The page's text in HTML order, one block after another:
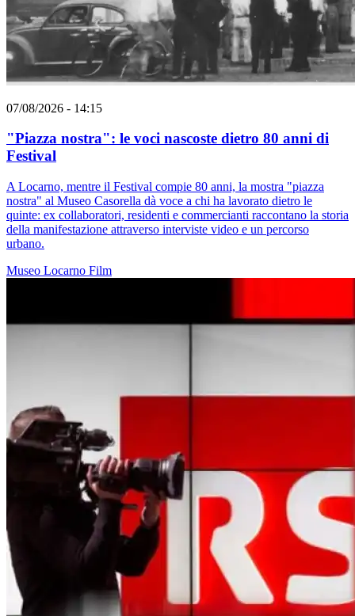
07/08/2026 - 14:15
"Piazza nostra": le voci nascoste dietro 80 anni di
Festival
A Locarno, mentre il Festival compie 80 anni, la mostra "piazza
nostra" al Museo Casorella dà voce a chi ha lavorato dietro le
quinte: ex collaboratori, residenti e commercianti raccontano la storia
della manifestazione attraverso interviste video e un percorso
urbano.
Museo Locarno Film